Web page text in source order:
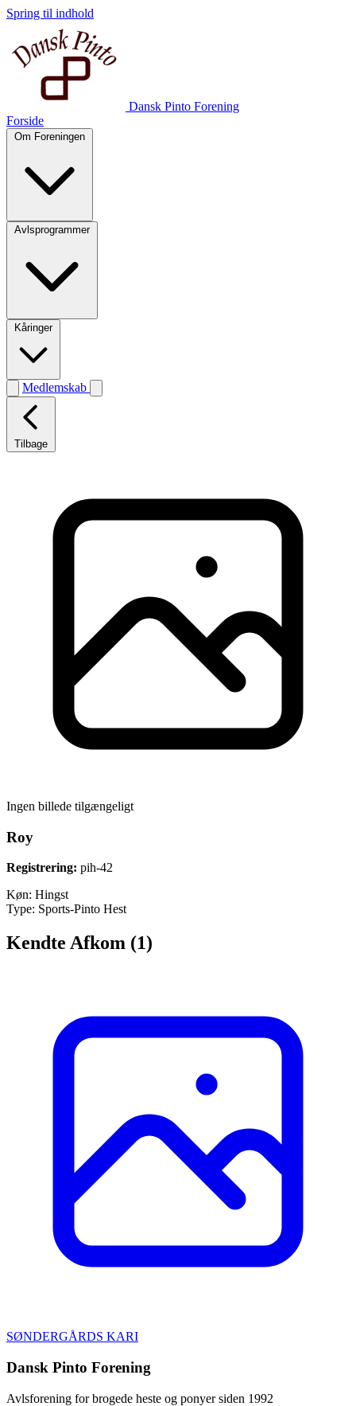
Spring til indhold
Dansk Pinto Forening
Forside
Om Foreningen
Avlsprogrammer
Kåringer
Medlemskab
Tilbage
Ingen billede tilgængeligt
Roy
Registrering: pih-42
Køn: Hingst
Type: Sports-Pinto Hest
Kendte Afkom (1)
SØNDERGÅRDS KARI
Dansk Pinto Forening
Avlsforening for brogede heste og ponyer siden 1992